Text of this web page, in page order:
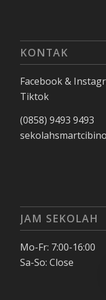
KONTAK
Facebook &
Tiktok
(0858) 9493 9493
JAM SEKOLAH
Mo-Fr: 7:00-16:00
Sa-So: Close